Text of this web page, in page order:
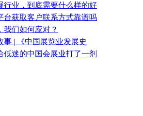
行业，到底需要什么样的好
台获取客户联系方式靠谱吗
我们如何应对？
事 | 《中国展览业发展史
低迷的中国会展业打了一剂